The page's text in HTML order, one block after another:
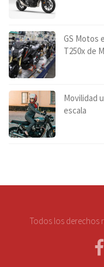
GS Motos
T250x de
Movilidad
escala
Todos los derechos